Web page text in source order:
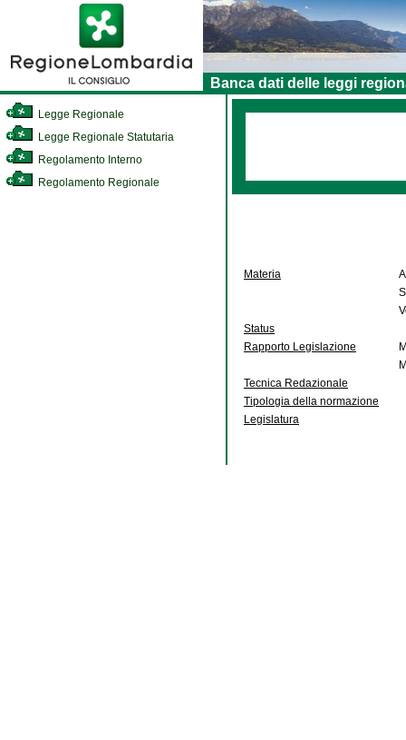
Banca dati delle leggi
Legge Regionale
Legge Regionale Statutaria
Regolamento Interno
Regolamento Regionale
Materia
Status
Rapporto Legislazione
Tecnica Redazionale
Tipologia della normazione
Legislatura